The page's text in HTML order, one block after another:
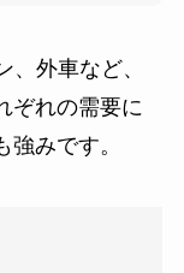
外車など、
ぞれの需要に
みです。